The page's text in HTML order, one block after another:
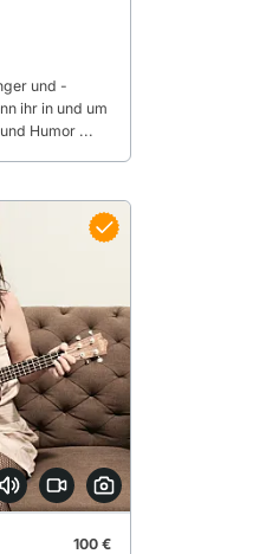
und -
ihr in und um
Humor ...
100 €